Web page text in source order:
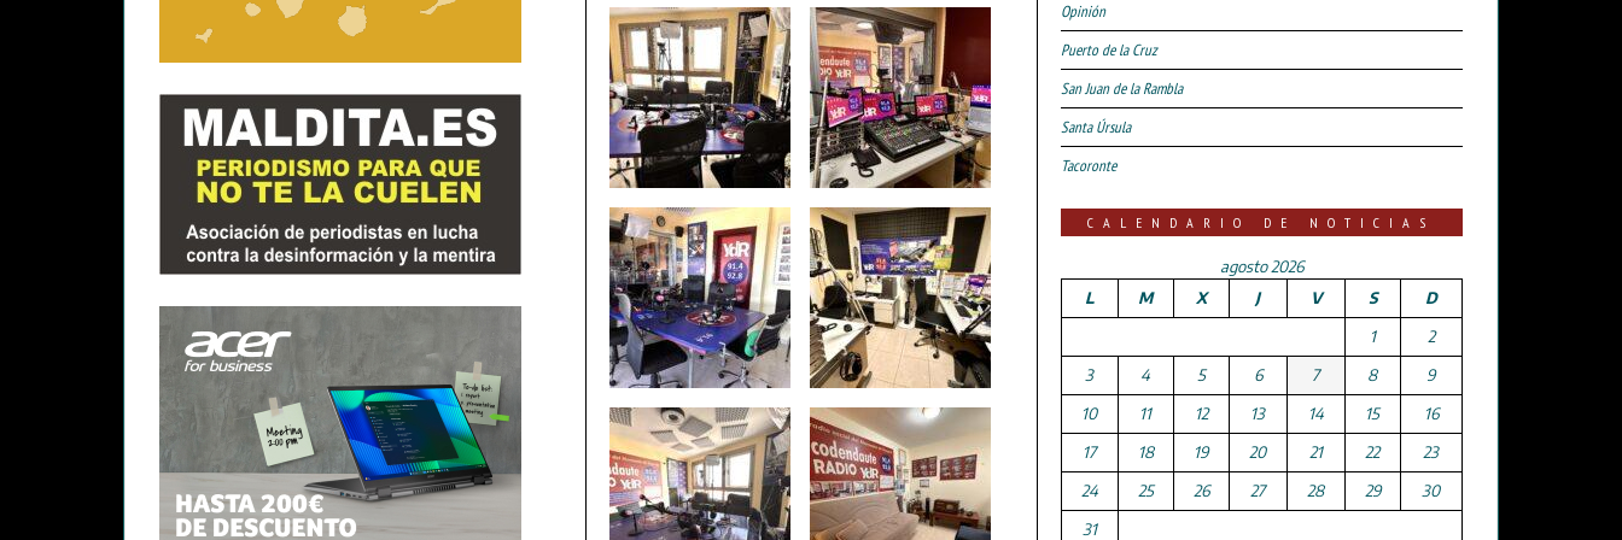
Opinión
Puerto de la Cruz
San Juan de la Rambla
Santa Úrsula
Tacoronte
CALENDARIO DE NOTICIAS
agosto 2026
L
M X J V S
D
1
2
3
4 5 6 7 8
9
10
11 12 13 14 15
16
17
18 19 20 21 22
23
24
25 26 27 28 29
30
31